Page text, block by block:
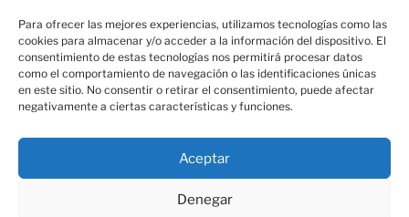
Para ofrecer las mejores experiencias, utilizamos tecnologías como las
cookies para almacenar y/o acceder a la información del dispositivo. El
consentimiento de estas tecnologías nos permitirá procesar datos
como el comportamiento de navegación o las identificaciones únicas
en este sitio. No consentir o retirar el consentimiento, puede afectar
negativamente a ciertas características y funciones.
Aceptar
Denegar
CONTACTO
fundacion@magtel.es
Parque Empresarial Las Quemadas
C/Gabriel Ramos Bejarano, 114
14014 Córdoba